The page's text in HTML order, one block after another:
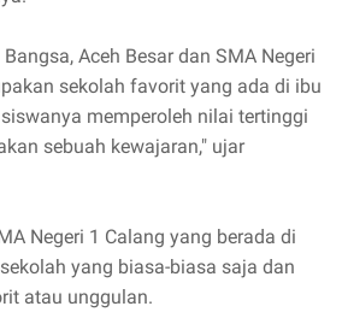
Aceh Besar dan SMA Negeri
sekolah favorit yang ada di ibu
memperoleh nilai tertinggi
sebuah kewajaran," ujar
Negeri 1 Calang yang berada di
yang biasa-biasa saja dan
atau unggulan.